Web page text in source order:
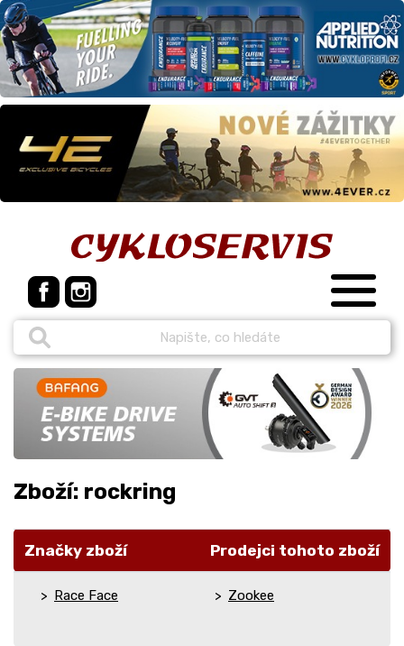
Zboží: rockring
Značky zboží Prodejci tohoto zboží
Race Face Zookee